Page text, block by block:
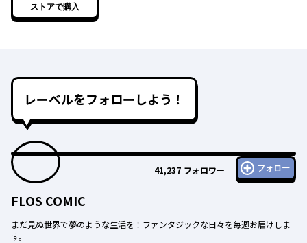
４【電子特典付き】
ストアで購入
レーベルをフォローしよう！
41,237 フォロワー フォロー
FLOS COMIC
まだ見ぬ世界で夢のような生活を！ファンタジックな日々を毎週お届けしま
す。